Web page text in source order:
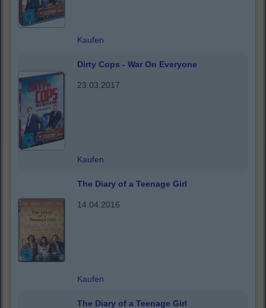
Kaufen
Dirty Cops - War On Everyone
23.03.2017
Kaufen
The Diary of a Teenage Girl
14.04.2016
Kaufen
The Diary of a Teenage Girl